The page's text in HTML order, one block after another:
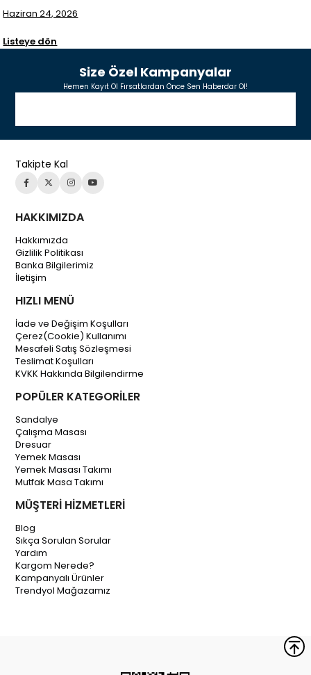
Haziran 24, 2026
Listeye dön
Size Özel Kampanyalar
Hemen Kayıt Ol Fırsatlardan Önce Sen Haberdar Ol!
Takipte Kal
HAKKIMIZDA
Hakkımızda
Gizlilik Politikası
Banka Bilgilerimiz
İletişim
HIZLI MENÜ
İade ve Değişim Koşulları
Çerez(Cookie) Kullanımı
Mesafeli Satış Sözleşmesi
Teslimat Koşulları
KVKK Hakkında Bilgilendirme
POPÜLER KATEGORİLER
Sandalye
Çalışma Masası
Dresuar
Yemek Masası
Yemek Masası Takımı
Mutfak Masa Takımı
MÜŞTERİ HİZMETLERİ
Blog
Sıkça Sorulan Sorular
Yardım
Kargom Nerede?
Kampanyalı Ürünler
Trendyol Mağazamız